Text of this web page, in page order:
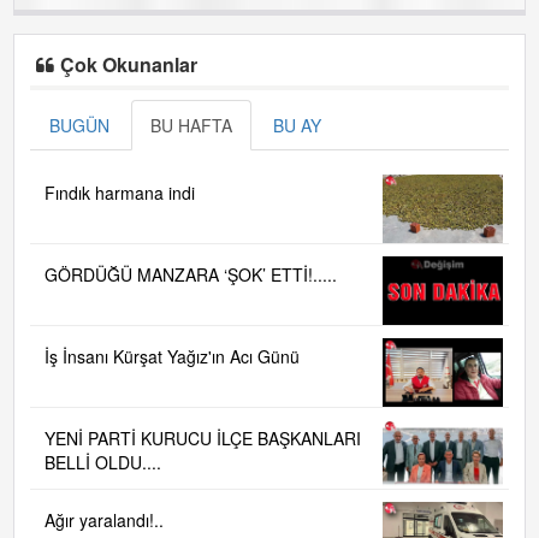
Çok Okunanlar
BUGÜN BU HAFTA BU AY
Fındık harmana indi
GÖRDÜĞÜ MANZARA ‘ŞOK’ ETTİ!.....
İş İnsanı Kürşat Yağız'ın Acı Günü
YENİ PARTİ KURUCU İLÇE BAŞKANLARI
BELLİ OLDU....
Ağır yaralandı!..